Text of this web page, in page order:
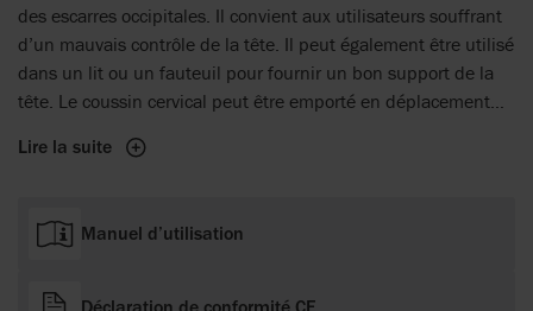
des escarres occipitales. Il convient aux utilisateurs souffrant
d’un mauvais contrôle de la tête. Il peut également être utilisé
dans un lit ou un fauteuil pour fournir un bon support de la
tête. Le coussin cervical peut être emporté en déplacement
niveau du cou.
Lire la suite
Manuel d’utilisation